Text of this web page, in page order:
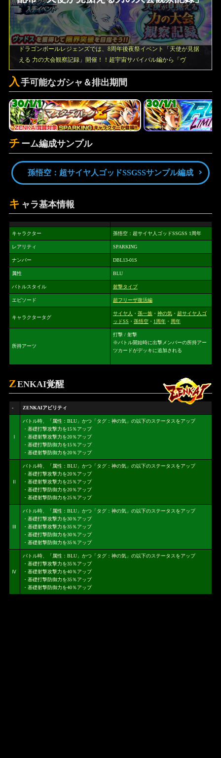
ドラゴンボールレジェンズでは、8周年後夜祭イベント「天使が見据
える 力の大会観察記録」開催！！超宇宙サバイバル編から「ヴ
入 手可能なガシャ＆排出期間
30/1/1 30/1/1
チ ーム編成サンプル
孫悟空：超サイヤ人ゴッドSSGSSサンプル編成
キ ャラ基本情報
キャラクター 孫悟空：超サイヤ人ゴッドSSGSS 1周年
レアリティ SPARKING
ナンバー DBL13-01S
属性 BLU
バトルスタイル 射撃タイプ
エピソード 超フリーザ復活編
キャラクタータグ
サイヤ人 ・ 孫一族・ 神の気・ 超サイヤ人ゴ
ッドSS ・ 孫悟空・ 1周年・ 周年
所持アーツ
打撃 / 射撃
※バトル開始時に出撃メンバーの所持アー
ツカードがデッキに追加される
ZENKAI覚醒
- ZENKAIアビリティ
Ⅰ
バトル時、「属性：BLU」かつ「タグ：神の気」の以下のステータスをアップ
・基礎打撃攻撃力を15％アップ
・基礎射撃攻撃力を20％アップ
・基礎打撃防御力を15％アップ
・基礎射撃防御力を20％アップ
Ⅱ
バトル時、「属性：BLU」かつ「タグ：神の気」の以下のステータスをアップ
・基礎打撃攻撃力を20％アップ
・基礎射撃攻撃力を25％アップ
・基礎打撃防御力を20％アップ
・基礎射撃防御力を25％アップ
Ⅲ
バトル時、「属性：BLU」かつ「タグ：神の気」の以下のステータスをアップ
・基礎打撃攻撃力を30％アップ
・基礎射撃攻撃力を35％アップ
・基礎打撃防御力を30％アップ
・基礎射撃防御力を35％アップ
Ⅳ
バトル時、「属性：BLU」かつ「タグ：神の気」の以下のステータスをアップ
・基礎打撃攻撃力を35％アップ
・基礎射撃攻撃力を40％アップ
・基礎打撃防御力を35％アップ
・基礎射撃防御力を40％アップ